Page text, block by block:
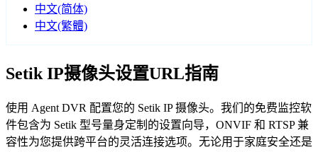
中文(简体)
中文(繁體)
Setik IP摄像头设置URL指南
使用 Agent DVR 配置您的 Setik IP 摄像头。我们的免费监控软
件包含为 Setik 型号量身定制的设置向导，ONVIF 和 RTSP 兼
容性为您提供跨平台的灵活连接选项。无论用于家庭安全还是